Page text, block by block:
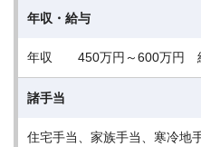
年収・給与
年収 450万円～600万円
諸手当
住宅手当、家族手当、寒冷地